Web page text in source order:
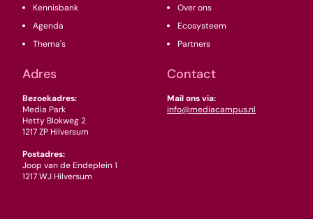
Kennisbank
Agenda
Thema's
Over ons
Ecosysteem
Partners
Adres
Bezoekadres:
Media Park
Hetty Blokweg 2
1217 ZP Hilversum
Postadres:
Joop van de Endeplein 1
1217 WJ Hilversum
Contact
Mail ons via:
info@mediacampus.nl